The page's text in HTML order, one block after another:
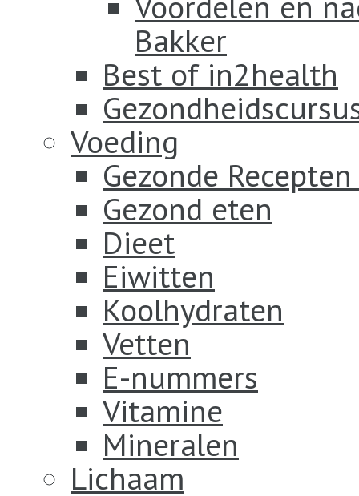
Bakker
Best of in2health
Voeding
Gezonde
Gezond eten
Dieet
Eiwitten
Koolhydraten
Vetten
E-nummers
Vitamine
Mineralen
Lichaam